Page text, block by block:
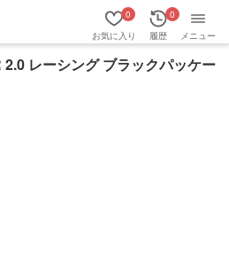
お気に入り
0
履歴
0
メニュー
レーシング ブラックパッケー